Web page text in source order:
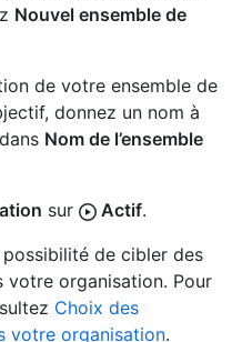
Nouvel ensemble de
de votre ensemble de
donnez un nom à
Nom de l’ensemble
sur Actif.
de cibler des
votre organisation. Pour
Choix des
votre organisation.